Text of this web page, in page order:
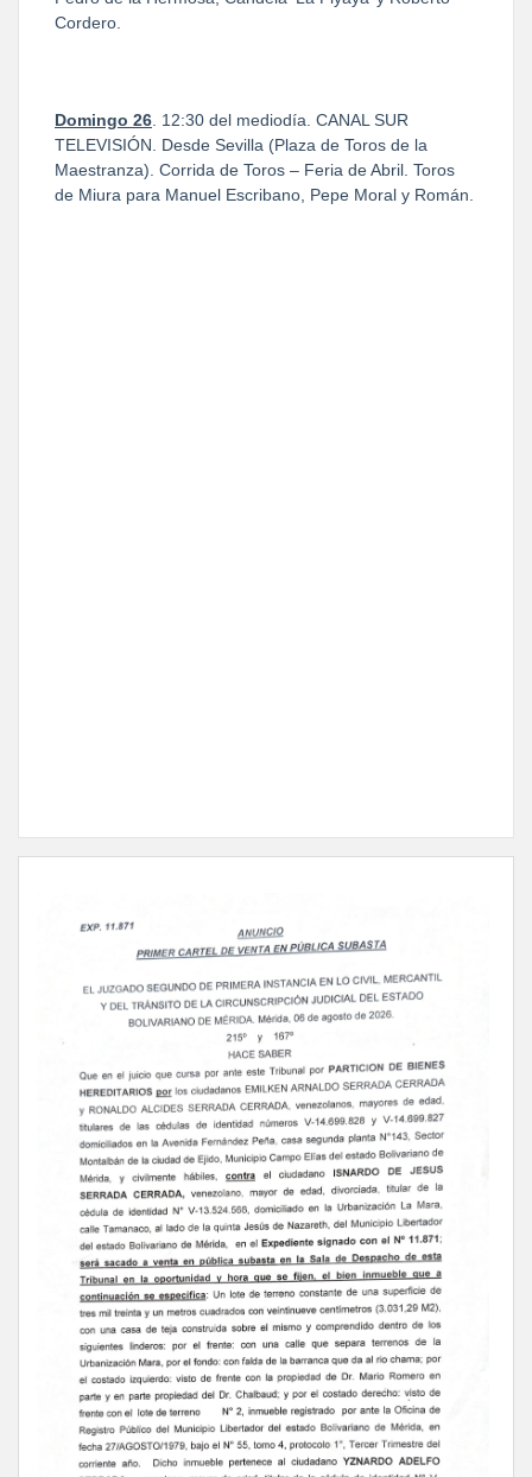
Cordero.
Domingo 26 . 12:30 del mediodía. CANAL SUR
TELEVISIÓN. Desde Sevilla (Plaza de Toros de la
Maestranza). Corrida de Toros – Feria de Abril. Toros
de Miura para Manuel Escribano, Pepe Moral y Román.